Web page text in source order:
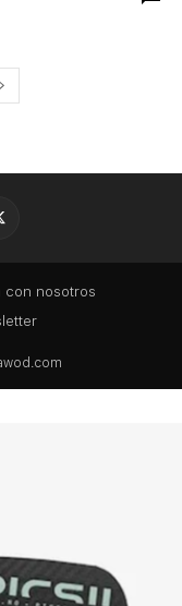
con nosotros